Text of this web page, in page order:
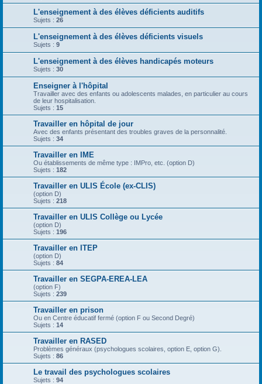
L'enseignement à des élèves déficients auditifs
Sujets : 26
L'enseignement à des élèves déficients visuels
Sujets : 9
L'enseignement à des élèves handicapés moteurs
Sujets : 30
Enseigner à l'hôpital
Travailler avec des enfants ou adolescents malades, en particulier au cours
de leur hospitalisation.
Sujets : 15
Travailler en hôpital de jour
Avec des enfants présentant des troubles graves de la personnalité.
Sujets : 34
Travailler en IME
Ou établissements de même type : IMPro, etc. (option D)
Sujets : 182
Travailler en ULIS École (ex-CLIS)
(option D)
Sujets : 218
Travailler en ULIS Collège ou Lycée
(option D)
Sujets : 196
Travailler en ITEP
(option D)
Sujets : 84
Travailler en SEGPA-EREA-LEA
(option F)
Sujets : 239
Travailler en prison
Ou en Centre éducatif fermé (option F ou Second Degré)
Sujets : 14
Travailler en RASED
Problèmes généraux (psychologues scolaires, option E, option G).
Sujets : 86
Le travail des psychologues scolaires
Sujets : 94